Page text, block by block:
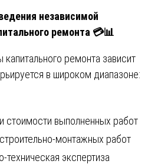
независимой
ремонта 💳📊
ремонта зависит
в широком диапазоне:
стоимости выполненных работ
монтажных работ
техническая экспертиза